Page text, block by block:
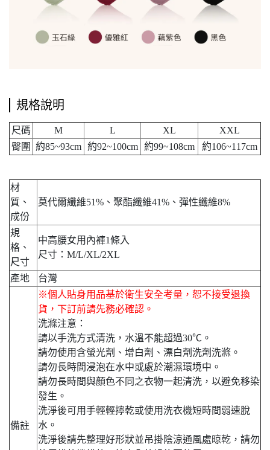
規格說明
尺碼 M L XL
XXL
臀圍
約85~93cm 約92~100cm 約99~108cm 約106~117cm
材
質、
成份
莫代爾纖維51%、聚酯纖維41%、彈性纖維8%
規
格、
尺寸
中高腰女用內褲1條入
尺寸：M/L/XL/2XL
產地 台灣
備註
※個人貼身用品基於衛生安全考量，恕不接受退換
貨，下訂前請先務必確認。
洗滌注意：
請以手洗方式清洗，水溫不能超過30℃。
請勿使用含螢光劑、增白劑、漂白劑洗劑洗滌。
請勿長時間浸泡在水中或處於潮濕環境中。
請勿長時間與顏色不同之衣物一起清洗，以避免移染
發生。
洗淨後可用手輕輕擰乾或使用洗衣機短時間弱速脫
水。
洗淨後請先整理好形狀並吊掛陰涼通風處晾乾，請勿